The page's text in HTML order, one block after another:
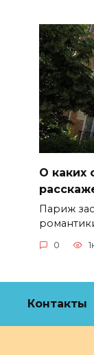
О каких
Париж
0
Контакты